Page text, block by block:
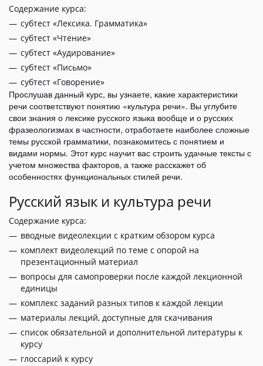
Содержание курса:
субтест «Лексика. Грамматика»
субтест «Чтение»
субтест «Аудирование»
субтест «Письмо»
субтест «Говорение»
Прослушав данный курс, вы узнаете, какие характеристики
речи соответствуют понятию «культура речи». Вы углубите
свои знания о лексике русского языка вообще и о русских
фразеологизмах в частности, отработаете наиболее сложные
темы русской грамматики, познакомитесь с понятием и
видами нормы. Этот курс научит вас строить удачные тексты с
учетом множества факторов, а также расскажет об
особенностях функциональных стилей речи.
Русский язык и культура речи
Содержание курса:
вводные видеолекции с кратким обзором курса
комплект видеолекций по теме с опорой на
презентационный материал
вопросы для самопроверки после каждой лекционной
единицы
комплекс заданий разных типов к каждой лекции
материалы лекций, доступные для скачивания
список обязательной и дополнительной литературы к
курсу
глоссарий к курсу